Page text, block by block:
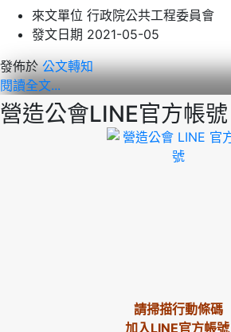
來文單位 行政院公共工程委員會
發文日期 2021-05-05
發佈於 公文轉知
閱讀全文...
營造公會LINE官方帳號
請掃描行動條碼
加入LINE官方帳號